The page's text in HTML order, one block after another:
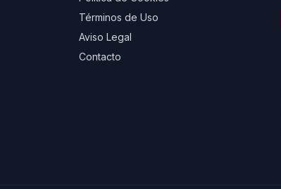
Términos de Uso
Aviso Legal
Contacto